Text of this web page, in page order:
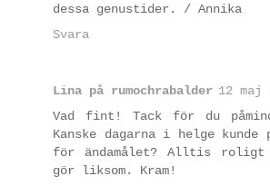
dessa genustider. / Annika
Svara
Lina på rumochrabalder 12 maj
Vad fint! Tack för du
Kanske dagarna i helge
för ändamålet? Alltis roligt
gör liksom. Kram!